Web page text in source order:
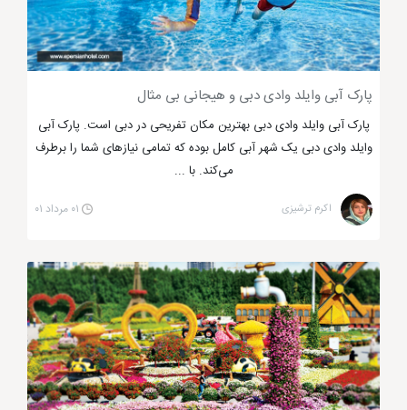
پارک آبی وایلد وادی دبی و هیجانی بی مثال
پارک آبی وایلد وادی دبی بهترین مکان تفریحی در دبی است. پارک آبی
وایلد وادی دبی یک شهر آبی کامل بوده که تمامی نیازهای شما را برطرف
می‌کند. با ...
اکرم ترشیزی ۰۱ مرداد ۰۱